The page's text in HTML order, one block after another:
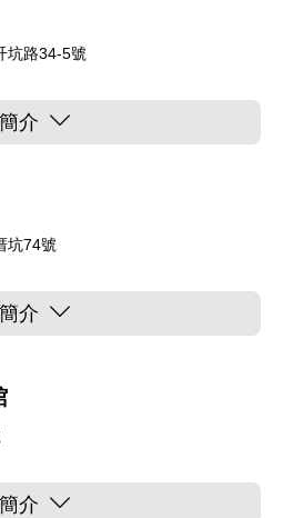
坑路34-5號
簡介
坑74號
簡介
簡介